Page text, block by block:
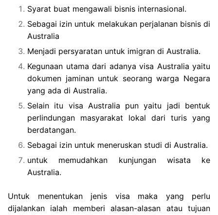
Syarat buat mengawali bisnis internasional.
Sebagai izin untuk melakukan perjalanan bisnis di
Australia
Menjadi persyaratan untuk imigran di Australia.
Kegunaan utama dari adanya visa Australia yaitu
dokumen jaminan untuk seorang warga Negara
yang ada di Australia.
Selain itu visa Australia pun yaitu jadi bentuk
perlindungan masyarakat lokal dari turis yang
berdatangan.
Sebagai izin untuk meneruskan studi di Australia.
untuk memudahkan kunjungan wisata ke
Australia.
Untuk menentukan jenis visa maka yang perlu
dijalankan ialah memberi alasan-alasan atau tujuan